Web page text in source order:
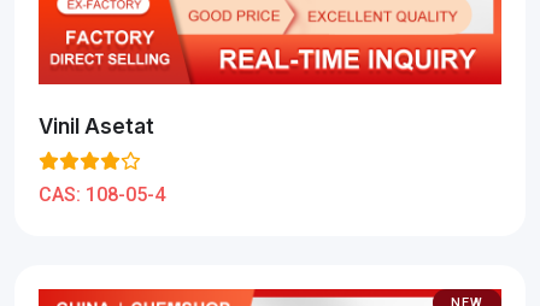
Vinil Asetat
CAS: 108-05-4